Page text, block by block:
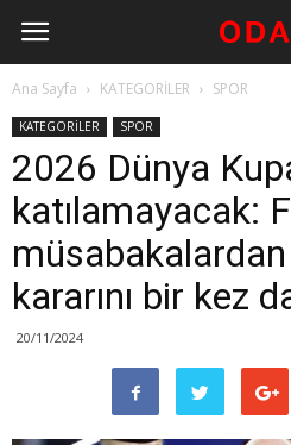
Ana Sayfa KATEGORİLER SPOR
KATEGORİLER SPOR
2026 Dünya
katılamayacak:
kararını bir kez
20/11/2024